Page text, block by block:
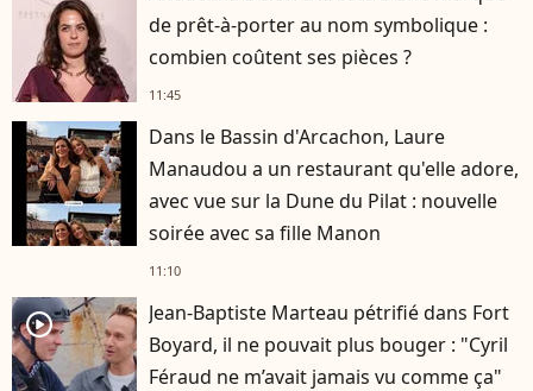
de prêt-à-porter au nom symbolique :
combien coûtent ses pièces ?
11:45
Dans le Bassin d'Arcachon, Laure
Manaudou a un restaurant qu'elle adore,
avec vue sur la Dune du Pilat : nouvelle
soirée avec sa fille Manon
11:10
player2
Jean-Baptiste Marteau pétrifié dans Fort
Boyard, il ne pouvait plus bouger : "Cyril
Féraud ne m’avait jamais vu comme ça"